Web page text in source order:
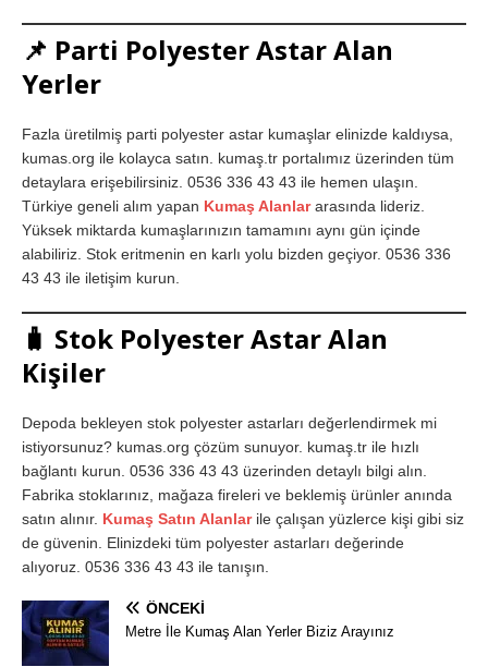
📌 Parti Polyester Astar Alan
Yerler
Fazla üretilmiş parti polyester astar kumaşlar elinizde kaldıysa,
kumas.org ile kolayca satın. kumaş.tr portalımız üzerinden tüm
detaylara erişebilirsiniz. 0536 336 43 43 ile hemen ulaşın.
Türkiye geneli alım yapan Kumaş Alanlararasında lideriz.
Yüksek miktarda kumaşlarınızın tamamını aynı gün içinde
alabiliriz. Stok eritmenin en karlı yolu bizden geçiyor. 0536 336
43 43 ile iletişim kurun.
🧳 Stok Polyester Astar Alan
Kişiler
Depoda bekleyen stok polyester astarları değerlendirmek mi
istiyorsunuz? kumas.org çözüm sunuyor. kumaş.tr ile hızlı
bağlantı kurun. 0536 336 43 43 üzerinden detaylı bilgi alın.
Fabrika stoklarınız, mağaza fireleri ve beklemiş ürünler anında
satın alınır. Kumaş Satın Alanlarile çalışan yüzlerce kişi gibi siz
de güvenin. Elinizdeki tüm polyester astarları değerinde
alıyoruz. 0536 336 43 43 ile tanışın.
ÖNCEKI
Metre İle Kumaş Alan Yerler Biziz Arayınız